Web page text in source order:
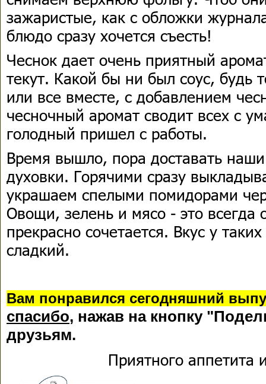
зажаристые, как с обложки
блюдо сразу хочется съесть!
Чеснок дает очень приятный
текут. Какой бы ни был соус, будь
или все вместе, с добавлением
чесночный аромат сводит всех с
голодный пришел с работы.
Время вышло, пора доставать
духовки. Горячими сразу
украшаем спелыми помидорами
Овощи, зелень и мясо - это всегда
прекрасно сочетается. Вкус у
сладкий.
Вам понравился сегодняшний
спасибо, нажав на кнопку
друзьям.
Приятного аппетита